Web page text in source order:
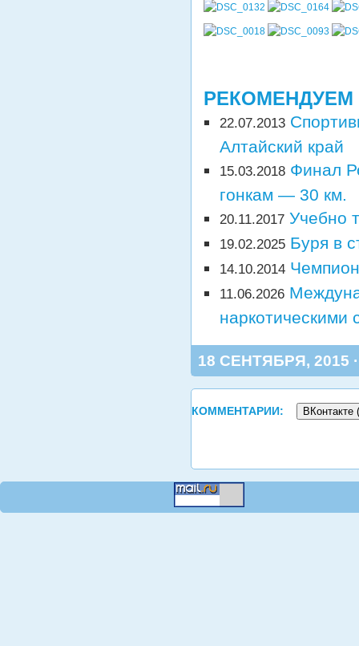
22.07.2013
Алтайский край
15.03.2018 Финал
гонкам — 30 км.
20.11.2017 Учебно
19.02.2025 Буря в
14.10.2014
11.06.2026
наркотическими
18 СЕНТЯБРЯ, 2015
КОММЕНТАРИИ: ВКонтакте (